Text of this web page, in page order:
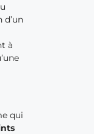
d’un
à
qui